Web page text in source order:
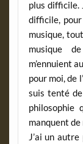
plus difficile.
difficile,
musique,
musique
m’ennuient
pour moi, de
suis tenté
philosophie
manquent
J’ai un